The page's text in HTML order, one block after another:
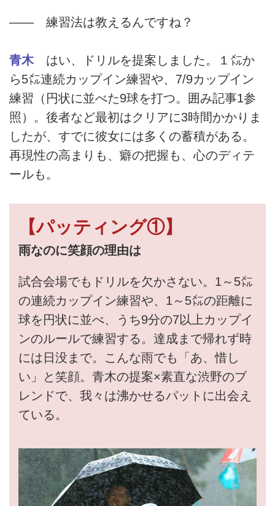
―― 練習法は教えるんですね？
青木 はい、ドリルを提案しました。１㍍か
ら5㍍連続カップイン練習や、7/9カップイン
練習（円状に並べた9球を打つ。囲み記事1参
照）。後者など最初はクリアに3時間かかりま
したが、すでに彼女には多くの蓄積がある。
再現性の高まりも、癖の把握も、心のディテ
ールも。
【パッティング①】
雨なのに笑顔の理由は
試合会場でもドリルを欠かさない。1～5㍍
の連続カップイン練習や、1～5㍍の距離に
球を円状に並べ、うち9分の7以上カップイ
ンのルールで練習する。達成まで帰れず時
には日没まで。こんな雨でも「あ、惜し
い」と笑顔。青木の提案×素直な渋野のブ
レンドで、我々は沸かせるパットに出会え
ている。